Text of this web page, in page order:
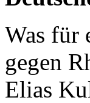
Was für
gegen
Elias